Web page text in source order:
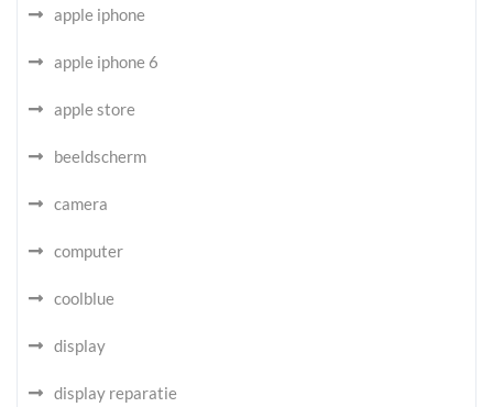
apple iphone
apple iphone 6
apple store
beeldscherm
camera
computer
coolblue
display
display reparatie